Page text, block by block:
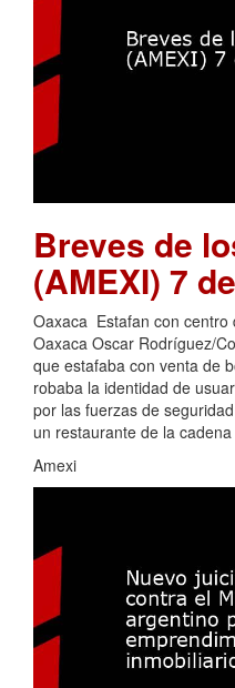
Breves de
(AMEXI) 7
Oaxaca Estafan con centro
Oaxaca Oscar Rodríguez/
que estafaba con venta de
robaba la identidad de
por las fuerzas de
un restaurante de la
Amexi